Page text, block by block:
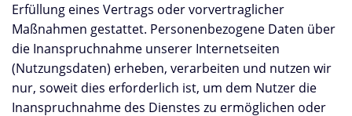
Erfüllung eines Vertrags oder vorvertraglicher
Maßnahmen gestattet. Personenbezogene Daten über
die Inanspruchnahme unserer Internetseiten
(Nutzungsdaten) erheben, verarbeiten und nutzen wir
nur, soweit dies erforderlich ist, um dem Nutzer die
Inanspruchnahme des Dienstes zu ermöglichen oder